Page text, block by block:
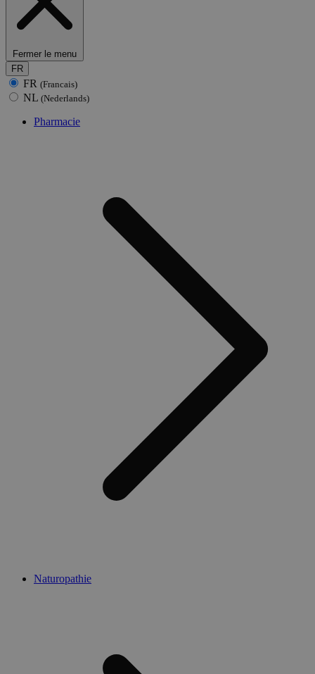
Fermer le menu
FR
FR (Francais)
NL (Nederlands)
Pharmacie
Naturopathie